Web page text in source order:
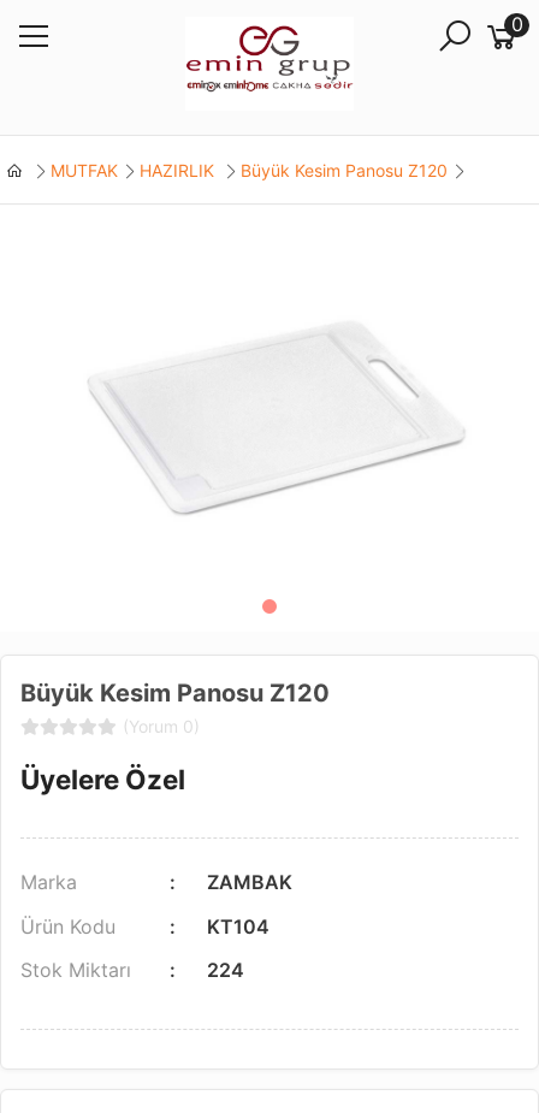
0
MUTFAK HAZIRLIK Büyük Kesim Panosu Z120
Büyük Kesim Panosu Z120
(Yorum 0)
Üyelere Özel
Marka
ZAMBAK
Ürün Kodu
KT104
Stok Miktarı
224